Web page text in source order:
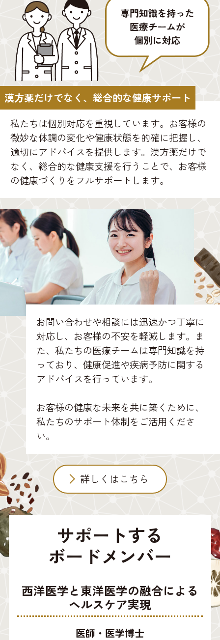
漢方薬だけでなく、総合的な健康サポート
私たちは個別対応を重視しています。お客様の
微妙な体調の変化や健康状態を的確に把握し、
適切にアドバイスを提供します。漢方薬だけで
なく、総合的な健康支援を行うことで、お客様
の健康づくりをフルサポートします。
お問い合わせや相談には迅速かつ丁寧に
対応し、お客様の不安を軽減します。ま
た、私たちの医療チームは専門知識を持
っており、健康促進や疾病予防に関する
アドバイスを行っています。
お客様の健康な未来を共に築くために、
私たちのサポート体制をご活用くださ
い。
詳しくはこちら
サポートする
ボードメンバー
西洋医学と東洋医学の融合による
ヘルスケア実現
医師・医学博士